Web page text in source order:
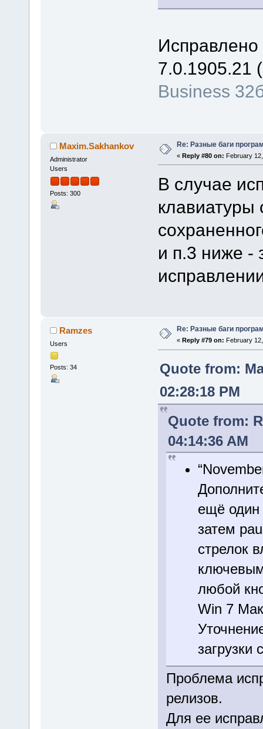
Исправлено
7.0.1905.21 (
Business
Maxim.Sakhankov
Administrator
Users
Posts: 300
Re: Разные баги
« Reply #80 on: February
В случае
клавиатуры
и п.3 ниже -
Ramzes
Users
Posts: 34
Re: Разные баги
« Reply #79 on: February
Quote from:
02:28:18 PM
Quote from:
04:14:36 AM
ещё один
затем
стрелок
любой
Win 7
загрузки
Проблема
релизов.
Для ее